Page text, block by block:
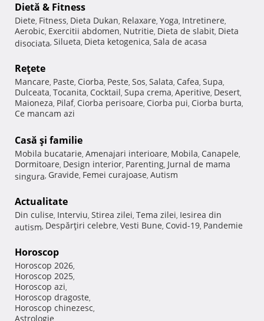
Dietă & Fitness
Diete, Fitness, Dieta Dukan, Relaxare, Yoga, Intretinere,
Aerobic, Exercitii abdomen, Nutritie, Dieta de slabit, Dieta
disociata, Silueta, Dieta ketogenica, Sala de acasa
Reţete
Mancare, Paste, Ciorba, Peste, Sos, Salata, Cafea, Supa,
Dulceata, Tocanita, Cocktail, Supa crema, Aperitive, Desert,
Maioneza, Pilaf, Ciorba perisoare, Ciorba pui, Ciorba burta,
Ce mancam azi
Casă şi familie
Mobila bucatarie, Amenajari interioare, Mobila, Canapele,
Dormitoare, Design interior, Parenting, Jurnal de mama
singura, Gravide, Femei curajoase, Autism
Actualitate
Din culise, Interviu, Stirea zilei, Tema zilei, Iesirea din
autism, Despărţiri celebre, Vesti Bune, Covid-19, Pandemie
Horoscop
Horoscop 2026,
Horoscop 2025,
Horoscop azi,
Horoscop dragoste,
Horoscop chinezesc,
Astrologie